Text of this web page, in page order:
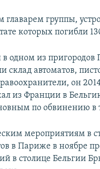
главарем группы,
которых погибли
в одном из
склад автоматов,
он
из Франции в
по обвинению в
мероприятиям в
в Париже в ноябре
в столице Бельгии